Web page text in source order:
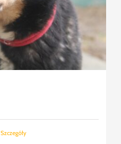
Szczegóły